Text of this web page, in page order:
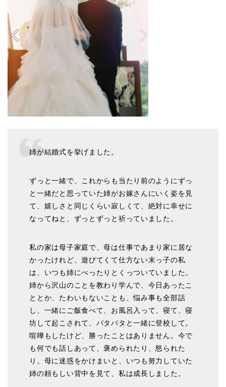
姉が結婚式を挙げました。
ずっと一緒で、これからも当たり前のようにずっ
と一緒だと思っていた姉がお嫁さんにいく姿を見
て、嬉しさと同じくらい寂しくて、絶対に幸せに
なってねと、ずっとずっと祈っていました。
私の家は母子家庭で、母は仕事であまり家に居な
かったけれど、遊びてくて仕方ない末っ子の私
は、いつも姉にべったりとくっついていました。
姉から沢山のことを教わり学んで、今日あったこ
ととか、たわいもないことも、悩み事も全部話
し、一緒にご飯食べて、お風呂入って、寝て、寝
坊して起こされて、バタバタと一緒に登校して。
喧嘩もしたけど、勝ったことはありません。今で
も何でも話しあって、褒められたり、怒られた
り。母に迷惑をかけまいと、いつも努力していた
姉の頼もしい背中を見て、私は成長しました。